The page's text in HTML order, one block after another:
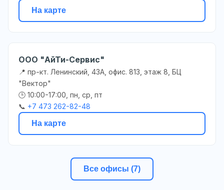
На карте
ООО "АйТи-Сервис"
📍 пр-кт. Ленинский, 43А, офис. 813, этаж 8, БЦ
"Вектор"
🕒 10:00-17:00, пн, ср, пт
📞 +7 473 262-82-48
На карте
Все офисы (7)